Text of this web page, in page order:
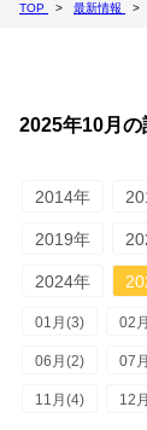
TOP 最新情報
2025年10月の
2014年
2019年
2024年
01月(3) 02
06月(2) 07
11月(4) 12